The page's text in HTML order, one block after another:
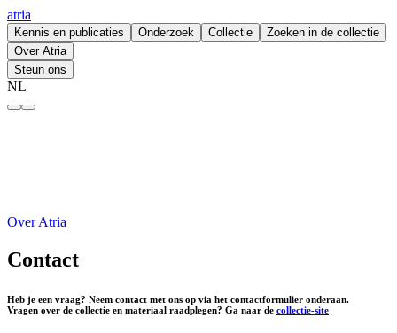
atria
Kennis en publicaties Onderzoek Collectie
Zoeken in de collectie
Over Atria
Steun ons
NL
Over Atria
Contact
Heb je een vraag? Neem contact met ons op via het contactformulier onderaan.
Vragen over de collectie en materiaal raadplegen? Ga naar de collectie-site